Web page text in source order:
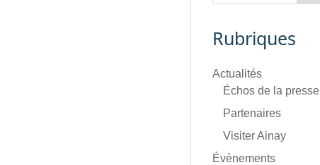
Rubriques
Actualités
Échos de la presse
Partenaires
Visiter Ainay
Évènements